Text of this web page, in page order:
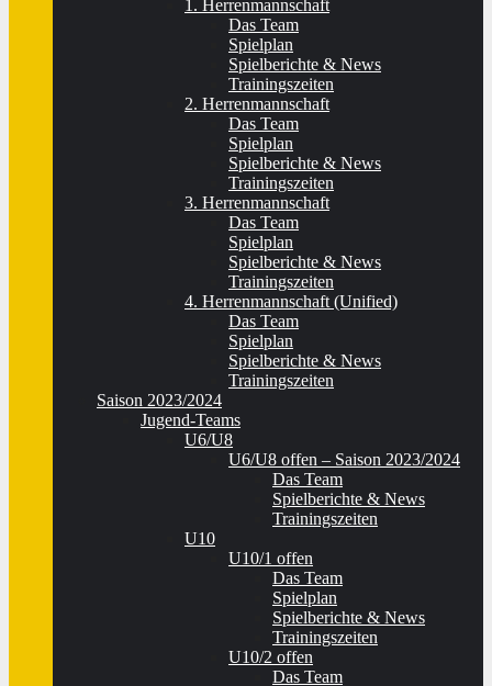
1. Herrenmannschaft
Das Team
Spielplan
Spielberichte & News
Trainingszeiten
2. Herrenmannschaft
Das Team
Spielplan
Spielberichte & News
Trainingszeiten
3. Herrenmannschaft
Das Team
Spielplan
Spielberichte & News
Trainingszeiten
4. Herrenmannschaft (Unified)
Das Team
Spielplan
Spielberichte & News
Trainingszeiten
Saison 2023/2024
Jugend-Teams
U6/U8
U6/U8 offen – Saison 2023/2024
Das Team
Spielberichte & News
Trainingszeiten
U10
U10/1 offen
Das Team
Spielplan
Spielberichte & News
Trainingszeiten
U10/2 offen
Das Team